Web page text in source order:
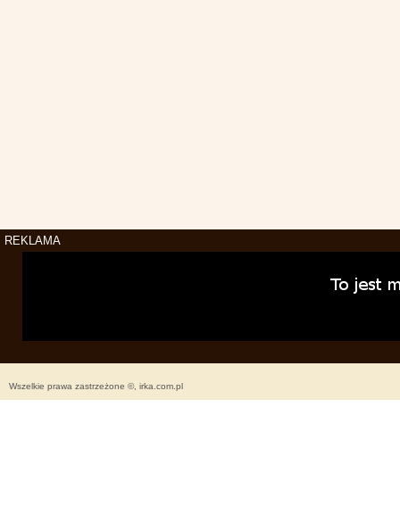
REKLAMA
Wszelkie prawa zastrzeżone ©, irka.com.pl